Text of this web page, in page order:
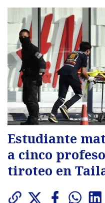
Estudiante
a cinco
tiroteo en